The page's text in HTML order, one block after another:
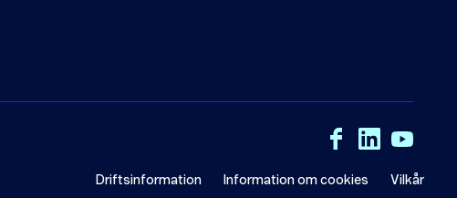
Driftsinformation Information om cookies Vilkår